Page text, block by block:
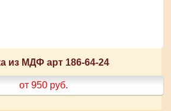
из МДФ арт 186-64-24
от 950 руб.